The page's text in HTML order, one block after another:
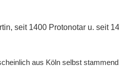
seit 1400 Protonotar u. seit
aus Köln selbst